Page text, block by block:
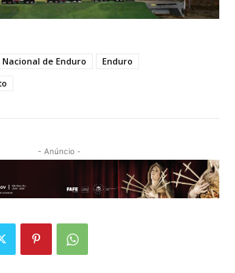
de Enduro
Enduro
- Anúncio -